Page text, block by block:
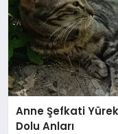
Anne Şefkati
Dolu Anları